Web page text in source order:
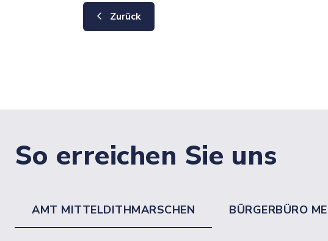
Zurück
So erreichen Sie uns
AMT MITTELDITHMARSCHEN BÜRGERBÜRO